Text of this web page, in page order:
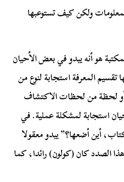
ولكن كيف تستوعبها
هو أنه يبدو في بعض الأحيان
تقسيم المعرفة استجابة لنوع من
أو لحظة من لحظات الاكتشاف
استجابة لمشكلة عملية. في
الحالة، “لدي 15000 كتاب، أين أضعها؟” يبدو معقولا
الصدد كان (كولون) رائدا، كما